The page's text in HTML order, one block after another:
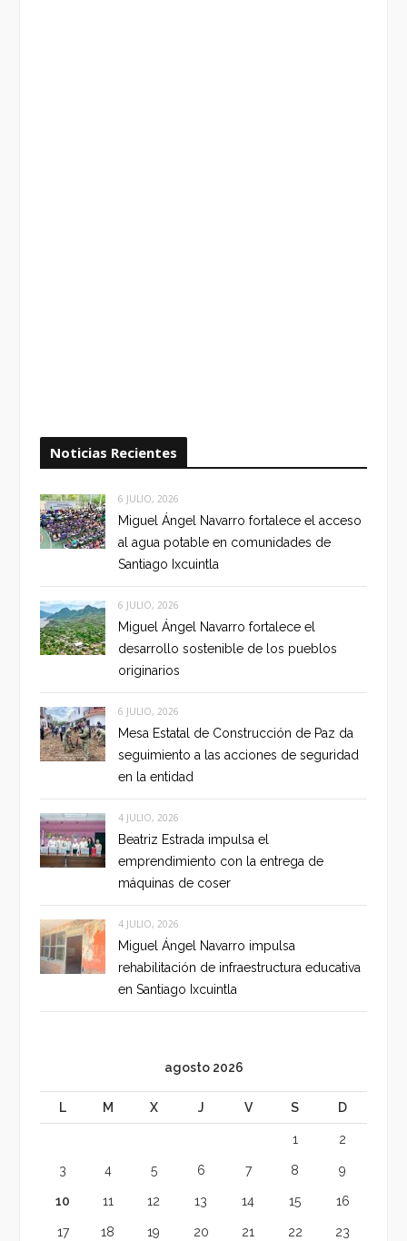
Noticias Recientes
6 JULIO, 2026
Miguel Ángel Navarro fortalece el acceso
al agua potable en comunidades de
Santiago Ixcuintla
6 JULIO, 2026
Miguel Ángel Navarro fortalece el
desarrollo sostenible de los pueblos
originarios
6 JULIO, 2026
Mesa Estatal de Construcción de Paz da
seguimiento a las acciones de seguridad
en la entidad
4 JULIO, 2026
Beatriz Estrada impulsa el
emprendimiento con la entrega de
máquinas de coser
4 JULIO, 2026
Miguel Ángel Navarro impulsa
rehabilitación de infraestructura educativa
en Santiago Ixcuintla
agosto 2026
L M X J V S D
1 2
3 4 5 6 7 8 9
10 11 12 13 14 15 16
17 18 19 20 21 22 23